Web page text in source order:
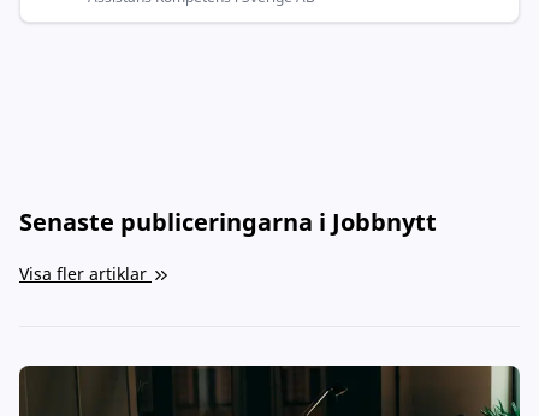
Senaste publiceringarna i Jobbnytt
Visa fler artiklar